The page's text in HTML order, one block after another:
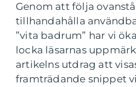
Genom att följa
tillhandahålla
”vita badrum” har vi
locka läsarnas
artikelns utdrag att
framträdande snippet